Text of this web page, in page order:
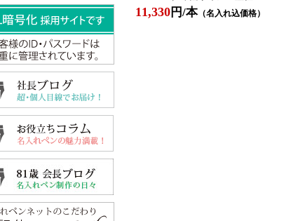
11,330円/本（名入れ込価格）